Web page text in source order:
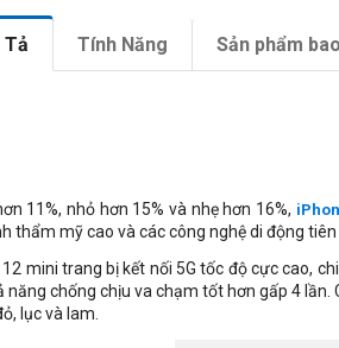
Tả Tính Năng Sản phẩm
11%, nhỏ hơn 15% và nhẹ hơn 16%,
thẩm mỹ cao và các công nghệ di động tiên
mini trang bị kết nối 5G tốc độ cực cao,
năng chống chịu va chạm tốt hơn gấp 4 lần.
lục và lam.